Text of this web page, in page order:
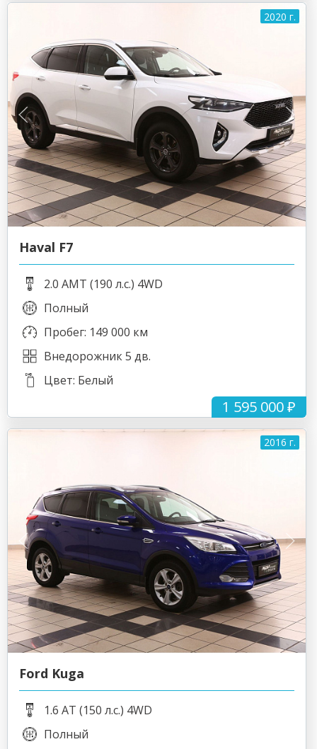
2020 г.
1 595 000 ₽
Haval F7
2.0 AMT (190 л.с.) 4WD
Полный
Пробег: 149 000 км
Внедорожник 5 дв.
Цвет: Белый
2016 г.
Ford Kuga
1.6 AT (150 л.с.) 4WD
Полный